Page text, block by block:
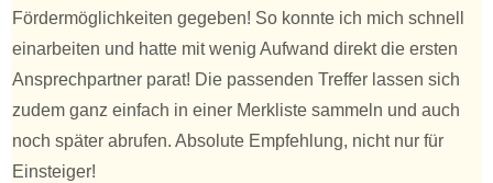
Fördermöglichkeiten gegeben! So konnte ich mich schnell
einarbeiten und hatte mit wenig Aufwand direkt die ersten
Ansprechpartner parat! Die passenden Treffer lassen sich
zudem ganz einfach in einer Merkliste sammeln und auch
noch später abrufen. Absolute Empfehlung, nicht nur für
Einsteiger!